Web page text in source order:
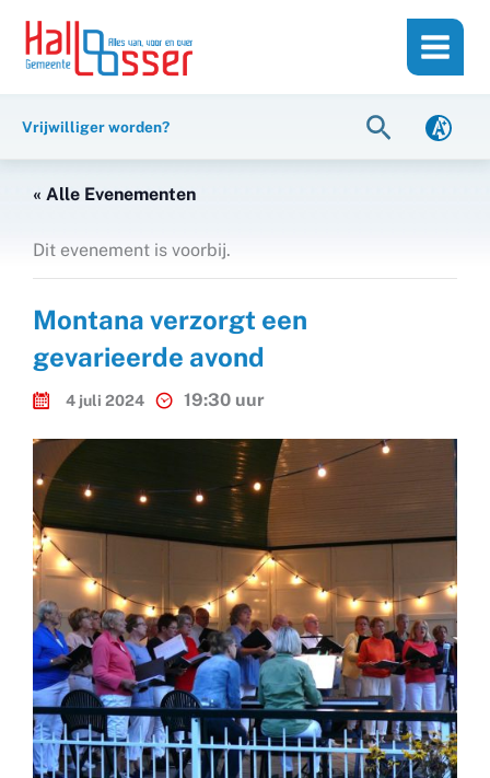
inhoud
naar
Vrijwilliger worden? Zoeken
« Alle Evenementen
Dit evenement is voorbij.
Montana verzorgt een
gevarieerde avond
4 juli 2024 19:30 uur